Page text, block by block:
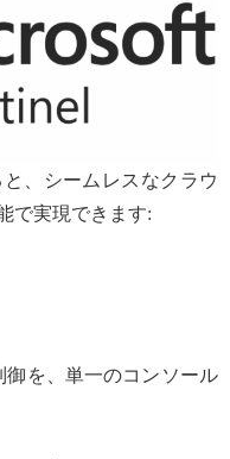
と、シームレスなクラウ
で実現できます:
を、単一のコンソール